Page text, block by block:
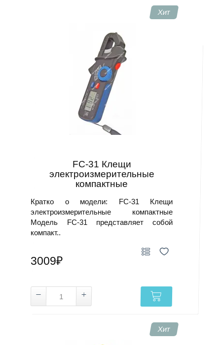
Комплекты для контроля параметров сети и
Устройства используются при диагностике
распределительных щитов, проверке нагрузок и
балансировке фаз. Они удобны при наладке
электрооборудования, при плановом техническом
обслуживании и при аварийных проверках.
Выберите подходящую модель или запросите
консультацию, чтобы купить Клещи
Хит
FC-31 Клещи
электроизмерительные
компактные
Кратко о модели: FC-31 Клещи
электроизмерительные компактные
Модель FC-31 представляет собой
компакт..
3009₽
Хит